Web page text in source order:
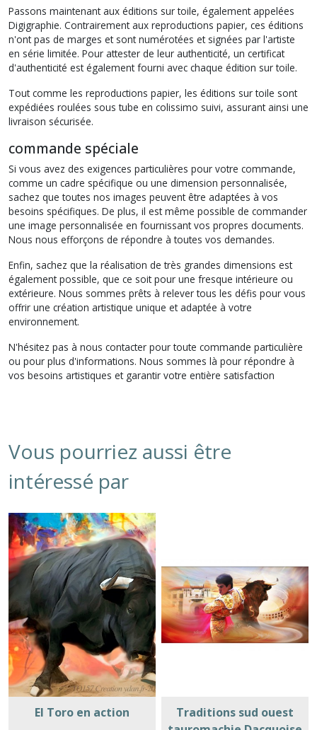
Passons maintenant aux éditions sur toile, également appelées
Digigraphie. Contrairement aux reproductions papier, ces éditions
n'ont pas de marges et sont numérotées et signées par l'artiste
en série limitée. Pour attester de leur authenticité, un certificat
d'authenticité est également fourni avec chaque édition sur toile.
Tout comme les reproductions papier, les éditions sur toile sont
expédiées roulées sous tube en colissimo suivi, assurant ainsi une
livraison sécurisée.
commande spéciale
Si vous avez des exigences particulières pour votre commande,
comme un cadre spécifique ou une dimension personnalisée,
sachez que toutes nos images peuvent être adaptées à vos
besoins spécifiques. De plus, il est même possible de commander
une image personnalisée en fournissant vos propres documents.
Nous nous efforçons de répondre à toutes vos demandes.
Enfin, sachez que la réalisation de très grandes dimensions est
également possible, que ce soit pour une fresque intérieure ou
extérieure. Nous sommes prêts à relever tous les défis pour vous
offrir une création artistique unique et adaptée à votre
environnement.
N'hésitez pas à nous contacter pour toute commande particulière
ou pour plus d'informations. Nous sommes là pour répondre à
vos besoins artistiques et garantir votre entière satisfaction
Vous pourriez aussi être
intéressé par
El Toro en action
Traditions sud ouest